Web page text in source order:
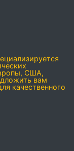
США,
вам
качественного